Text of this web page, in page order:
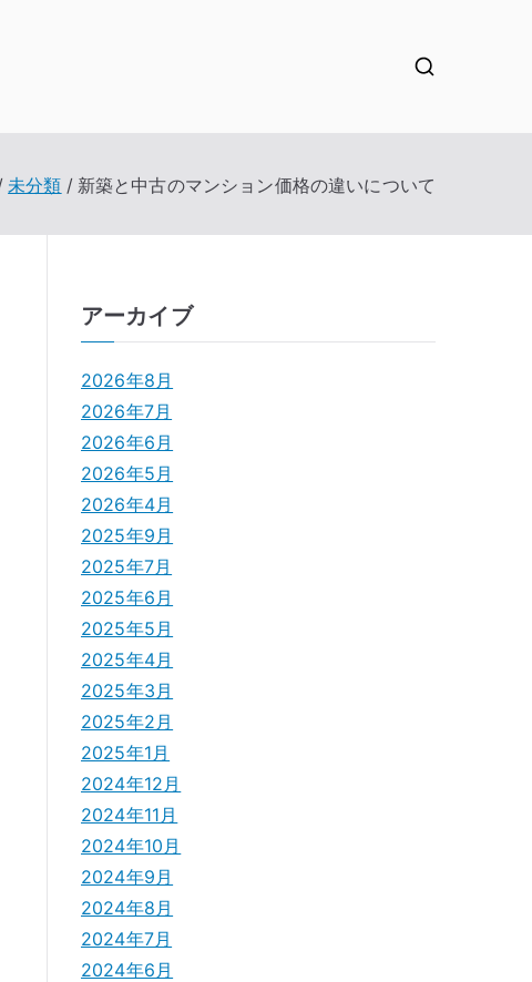
未分類 新築と中古のマンション価格の違いについて
アーカイブ
2026年8月
2026年7月
2026年6月
2026年5月
2026年4月
2025年9月
2025年7月
2025年6月
2025年5月
2025年4月
2025年3月
2025年2月
2025年1月
2024年12月
2024年11月
2024年10月
2024年9月
2024年8月
2024年7月
2024年6月